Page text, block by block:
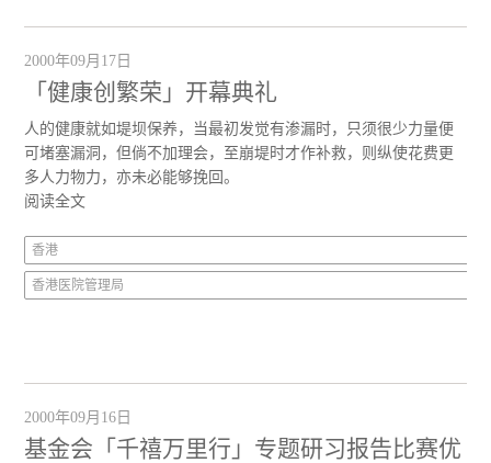
2000年09月17日
「健康创繁荣」开幕典礼
人的健康就如堤坝保养，当最初发觉有渗漏时，只须很少力量便
可堵塞漏洞，但倘不加理会，至崩堤时才作补救，则纵使花费更
多人力物力，亦未必能够挽回。
阅读全文
香港
香港医院管理局
2000年09月16日
基金会「千禧万里行」专题研习报告比赛优